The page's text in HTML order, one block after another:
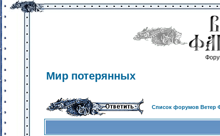
Мир потерянных
Список форумов Ветер